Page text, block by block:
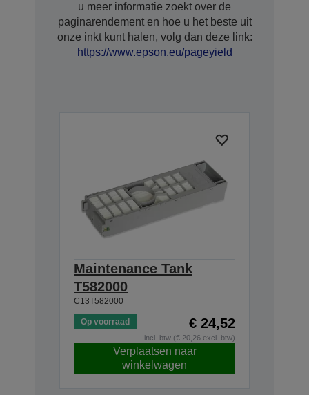
u meer informatie zoekt over de
paginarendement en hoe u het beste uit
onze inkt kunt halen, volg dan deze link:
https://www.epson.eu/pageyield
Maintenance Tank
T582000
C13T582000
Op voorraad € 24,52
incl. btw (€ 20,26 excl. btw)
Verplaatsen naar
winkelwagen